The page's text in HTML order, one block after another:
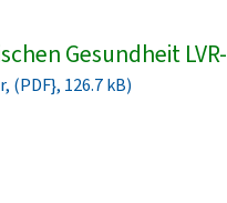
Gesundheit LVR-
(PDF}, 126.7 kB)